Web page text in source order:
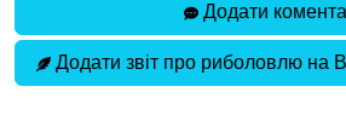
Додати
Додати звіт про риболовлю на